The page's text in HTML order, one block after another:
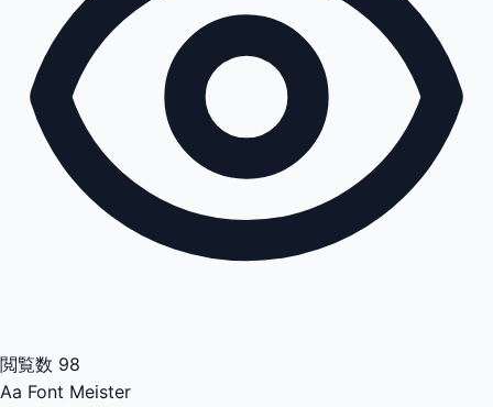
閲覧数 98
Aa Font Meister